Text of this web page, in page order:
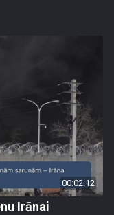
00:02:12
Irānai